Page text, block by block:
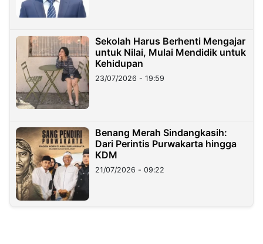
Sekolah Harus Berhenti Mengajar
untuk Nilai, Mulai Mendidik untuk
Kehidupan
23/07/2026 - 19:59
Benang Merah Sindangkasih:
Dari Perintis Purwakarta hingga
KDM
21/07/2026 - 09:22